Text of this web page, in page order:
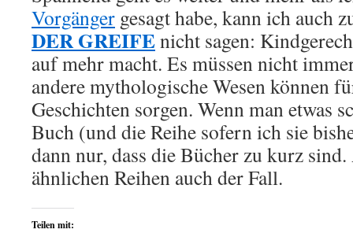
Vorgänger gesagt habe, kann ich auch
DER GREIFEnicht sagen:
auf mehr macht. Es müssen nicht
andere mythologische Wesen können
Geschichten sorgen. Wenn man etwas
Buch (und die Reihe sofern ich sie
dann nur, dass die Bücher zu kurz
ähnlichen Reihen auch der Fall.
Teilen mit: